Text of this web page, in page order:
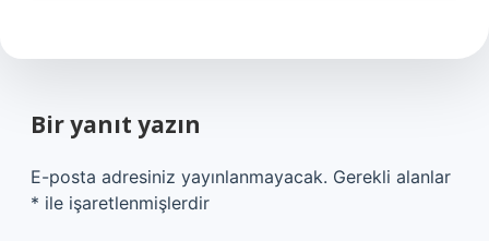
Bir yanıt yazın
E-posta adresiniz yayınlanmayacak. Gerekli alanlar
* ile işaretlenmişlerdir